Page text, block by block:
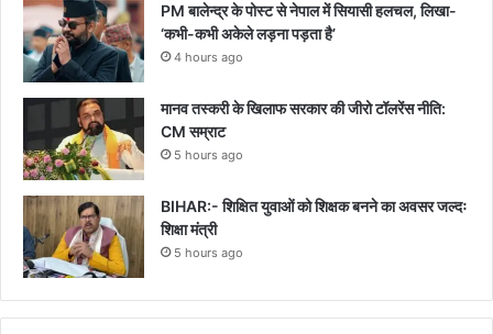
PM बालेन्द्र के पोस्ट से नेपाल में सियासी हलचल, लिखा-
‘कभी-कभी अकेले लड़ना पड़ता है’
4 hours ago
मानव तस्करी के खिलाफ सरकार की जीरो टॉलरेंस नीति:
CM सम्राट
5 hours ago
BIHAR:- शिक्षित युवाओं को शिक्षक बनने का अवसर जल्दः
शिक्षा मंत्री
5 hours ago